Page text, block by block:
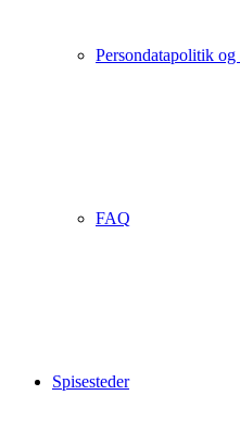
Persondatapolitik og
FAQ
Spisesteder